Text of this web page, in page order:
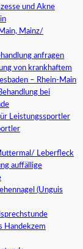
und Akne
Mainz/
anfragen
von krankhaftem
– Rhein-Main
bei
Leistungssportler
Leberfleck
auffällige
(Unguis
Handekzem